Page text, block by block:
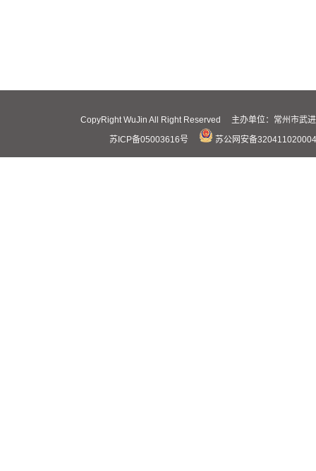
CopyRight WuJin All Right Reserved 主办单位：常州市
苏ICP备05003616号
苏公网安备